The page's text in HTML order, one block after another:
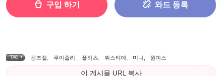
구입 하기 와드 등록
TAG • 끈조절 루이즐리 플리츠 뷔스티에 미니 원피스
이 게시물 URL 복사